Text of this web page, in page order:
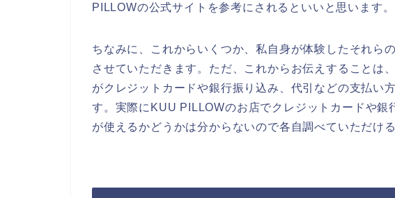
PILLOWの公式サイトを参考にされるといいと思います。
ちなみに、これからいくつか、私自身が体験したそれら
させていただきます。ただ、これからお伝えすることは
がクレジットカードや銀行振り込み、代引などの支払い
す。実際にKUU PILLOWのお店でクレジットカードや銀
が使えるかどうかは分からないので各自調べていただける